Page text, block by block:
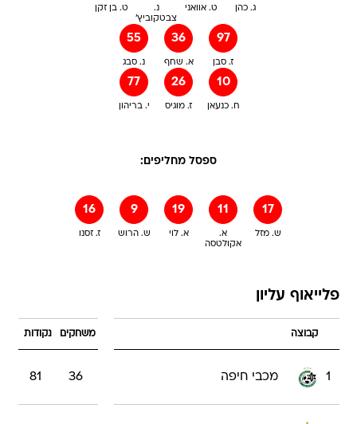
ט. בן זקן
נ.
צבטקוביץ'
ט. אוואני ג. כהן
55
נ. סבג
36
א. שחף
97
ז. סבן
77
י. בריהון
26
ז. מוגיס
10
ח. כנעאן
ספסל מחליפים:
16
ז. זסנו
9
ש. הרוש
19
א. לוי
11
א.
אקולטסה
17
ש. מזל
פלייאוף עליון
קבוצה משחקים נקודות
1 מכבי חיפה 36
81